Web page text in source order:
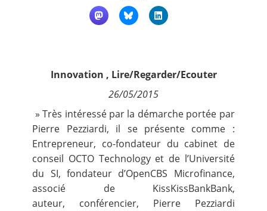
Nous suivre
Innovation , Lire/Regarder/Ecouter
26/05/2015
» Très intéressé par la démarche portée par
Pierre Pezziardi, il se présente comme :
Entrepreneur, co-fondateur du cabinet de
conseil OCTO Technologyet de l’Université
du SI, fondateur d’OpenCBS Microfinance,
associé de KissKissBankBank,
auteur, conférencier, Pierre Pezziardi